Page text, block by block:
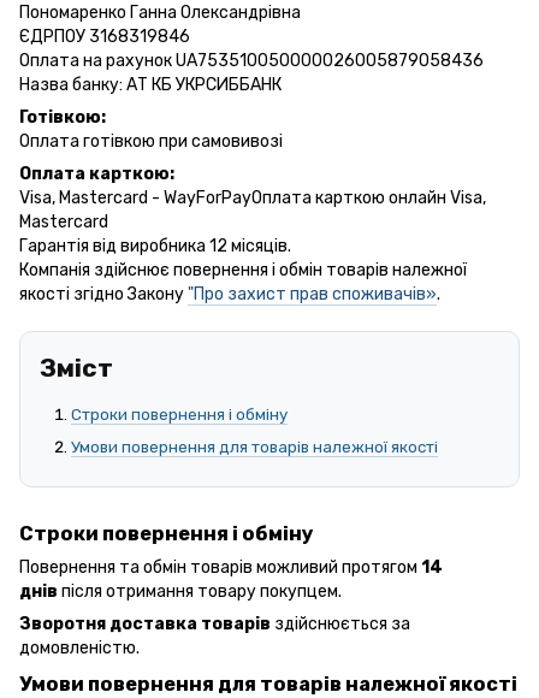
Пономаренко Ганна Олександрівна
ЄДРПОУ 3168319846
Оплата на рахунок UA753510050000026005879058436
Назва банку: АТ КБ УКРСИББАНК
Готівкою:
Оплата готівкою при самовивозі
Оплата карткою:
Visa, Mastercard - WayForPayОплата карткою онлайн Visa,
Mastercard
Гарантія від виробника 12 місяців.
Компанія здійснює повернення і обмін товарів належної
якості згідно Закону"Про захист прав споживачів».
Зміст
Строки повернення і обміну
Умови повернення для товарів належної якості
Строки повернення і обміну
Повернення та обмін товарів можливий протягом 14
днів після отримання товару покупцем.
Зворотня доставка товарів здійснюється за
домовленістю.
Умови повернення для товарів належної якості